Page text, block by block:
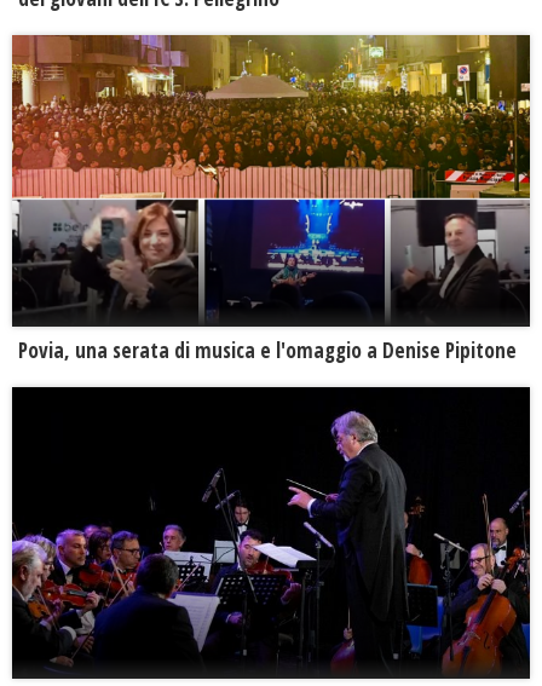
Povia, una serata di musica e l'omaggio a Denise Pipitone